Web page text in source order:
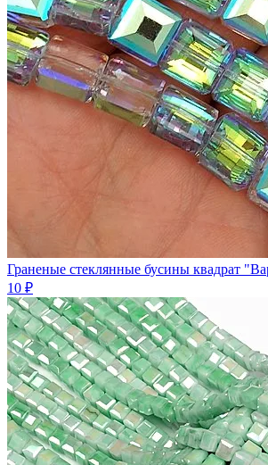
Граненые стеклянные бусины квадрат
10 ₽